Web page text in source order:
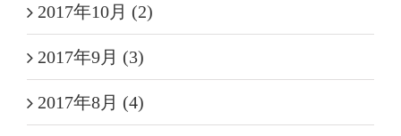
2017年10月 (2)
2017年9月 (3)
2017年8月 (4)